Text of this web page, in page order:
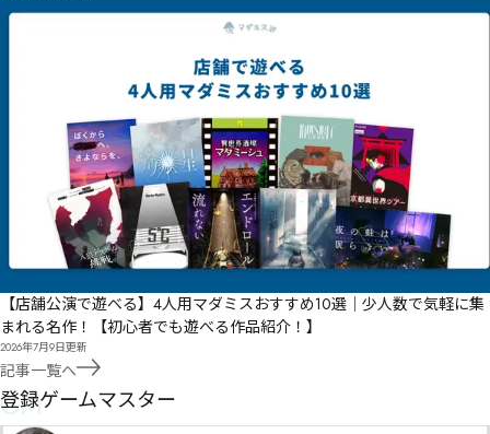
【店舗公演で遊べる】4人用マダミスおすすめ10選｜少人数で気軽に集
まれる名作！【初心者でも遊べる作品紹介！】
2026年7月9日更新
記事一覧へ
GM
登録ゲームマスター